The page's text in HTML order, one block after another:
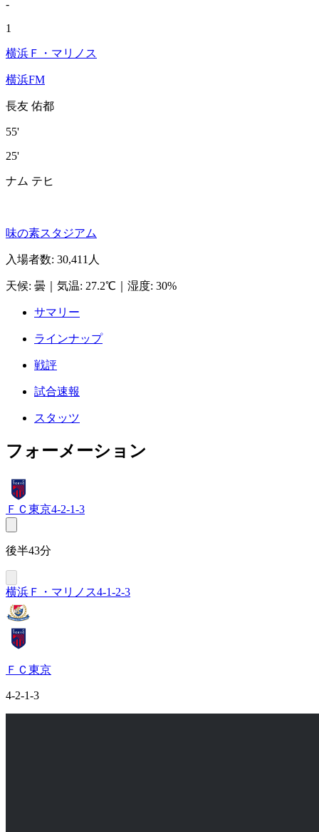
-
1
横浜Ｆ・マリノス
横浜FM
長友 佑都
55'
25'
ナム テヒ
味の素スタジアム
入場者数: 30,411人
天候: 曇 気温: 27.2℃ 湿度: 30%
サマリー
ラインナップ
戦評
試合速報
スタッツ
フォーメーション
ＦＣ東京4-2-1-3
後半43分
横浜Ｆ・マリノス4-1-2-3
ＦＣ東京
4-2-1-3